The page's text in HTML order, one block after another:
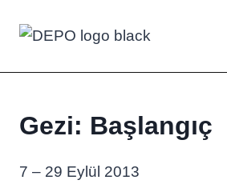
Gezi: Başlangıç
7 – 29 Eylül 2013